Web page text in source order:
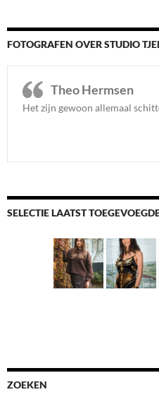
FOTOGRAFEN OVER STUDIO
Theo Hermsen
Het zijn gewoon allemaal
SELECTIE LAATST
ZOEKEN